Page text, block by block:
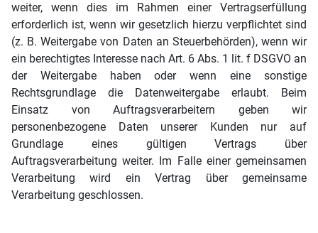
weiter, wenn dies im Rahmen einer Vertragserfüllung
erforderlich ist, wenn wir gesetzlich hierzu verpflichtet sind
(z. B. Weitergabe von Daten an Steuerbehörden), wenn wir
ein berechtigtes Interesse nach Art. 6 Abs. 1 lit. f DSGVO an
der Weitergabe haben oder wenn eine sonstige
Rechtsgrundlage die Datenweitergabe erlaubt. Beim
Einsatz von Auftragsverarbeitern geben wir
personenbezogene Daten unserer Kunden nur auf
Grundlage eines gültigen Vertrags über
Auftragsverarbeitung weiter. Im Falle einer gemeinsamen
Verarbeitung wird ein Vertrag über gemeinsame
Verarbeitung geschlossen.